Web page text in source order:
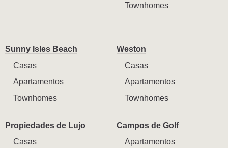
Townhomes
Sunny Isles Beach
Casas
Apartamentos
Townhomes
Weston
Casas
Apartamentos
Townhomes
Propiedades de Lujo
Casas
Campos de Golf
Apartamentos